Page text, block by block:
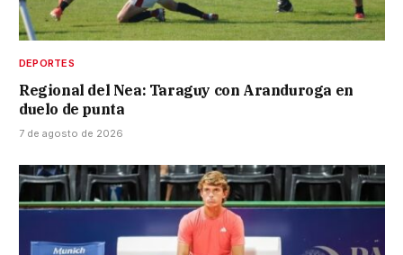
DEPORTES
Regional del Nea: Taraguy con Aranduroga en
duelo de punta
7 de agosto de 2026